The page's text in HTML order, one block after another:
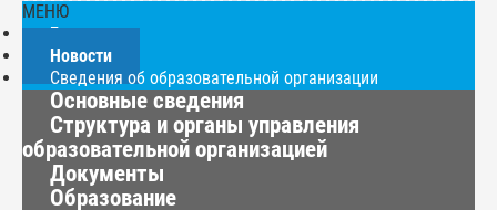
МЕНЮ
Главная
Новости
Сведения об образовательной организации
Основные сведения
Структура и органы управления
образовательной организацией
Документы
Образование